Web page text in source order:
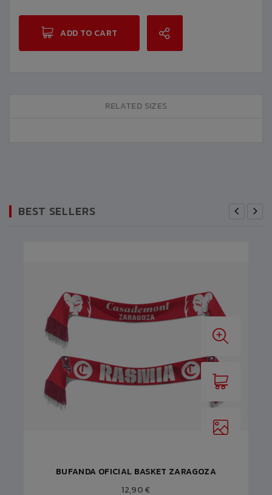
ADD TO CART
RELATED SIZES
BEST SELLERS
BUFANDA OFICIAL BASKET ZARAGOZA
12,90 €